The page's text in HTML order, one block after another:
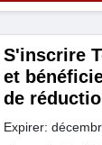
S'inscrire
et
de
Expirer: